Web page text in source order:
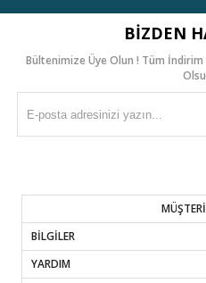
BIZDEN
Bültenimize Üye Olun ! Tüm
BİLGİLER
YARDIM